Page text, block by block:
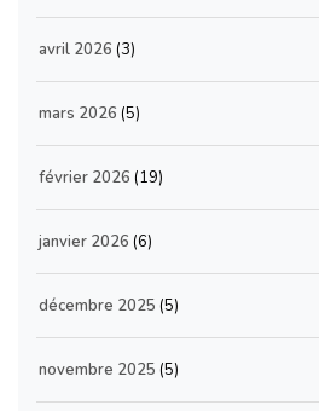
avril 2026 (3)
mars 2026 (5)
février 2026 (19)
janvier 2026 (6)
décembre 2025 (5)
novembre 2025 (5)